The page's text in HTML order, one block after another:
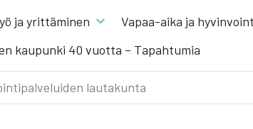
ja yrit­tä­mi­nen
Vapaa-aika ja
kaupunki 40 vuotta – Tapahtumia
lautakunta